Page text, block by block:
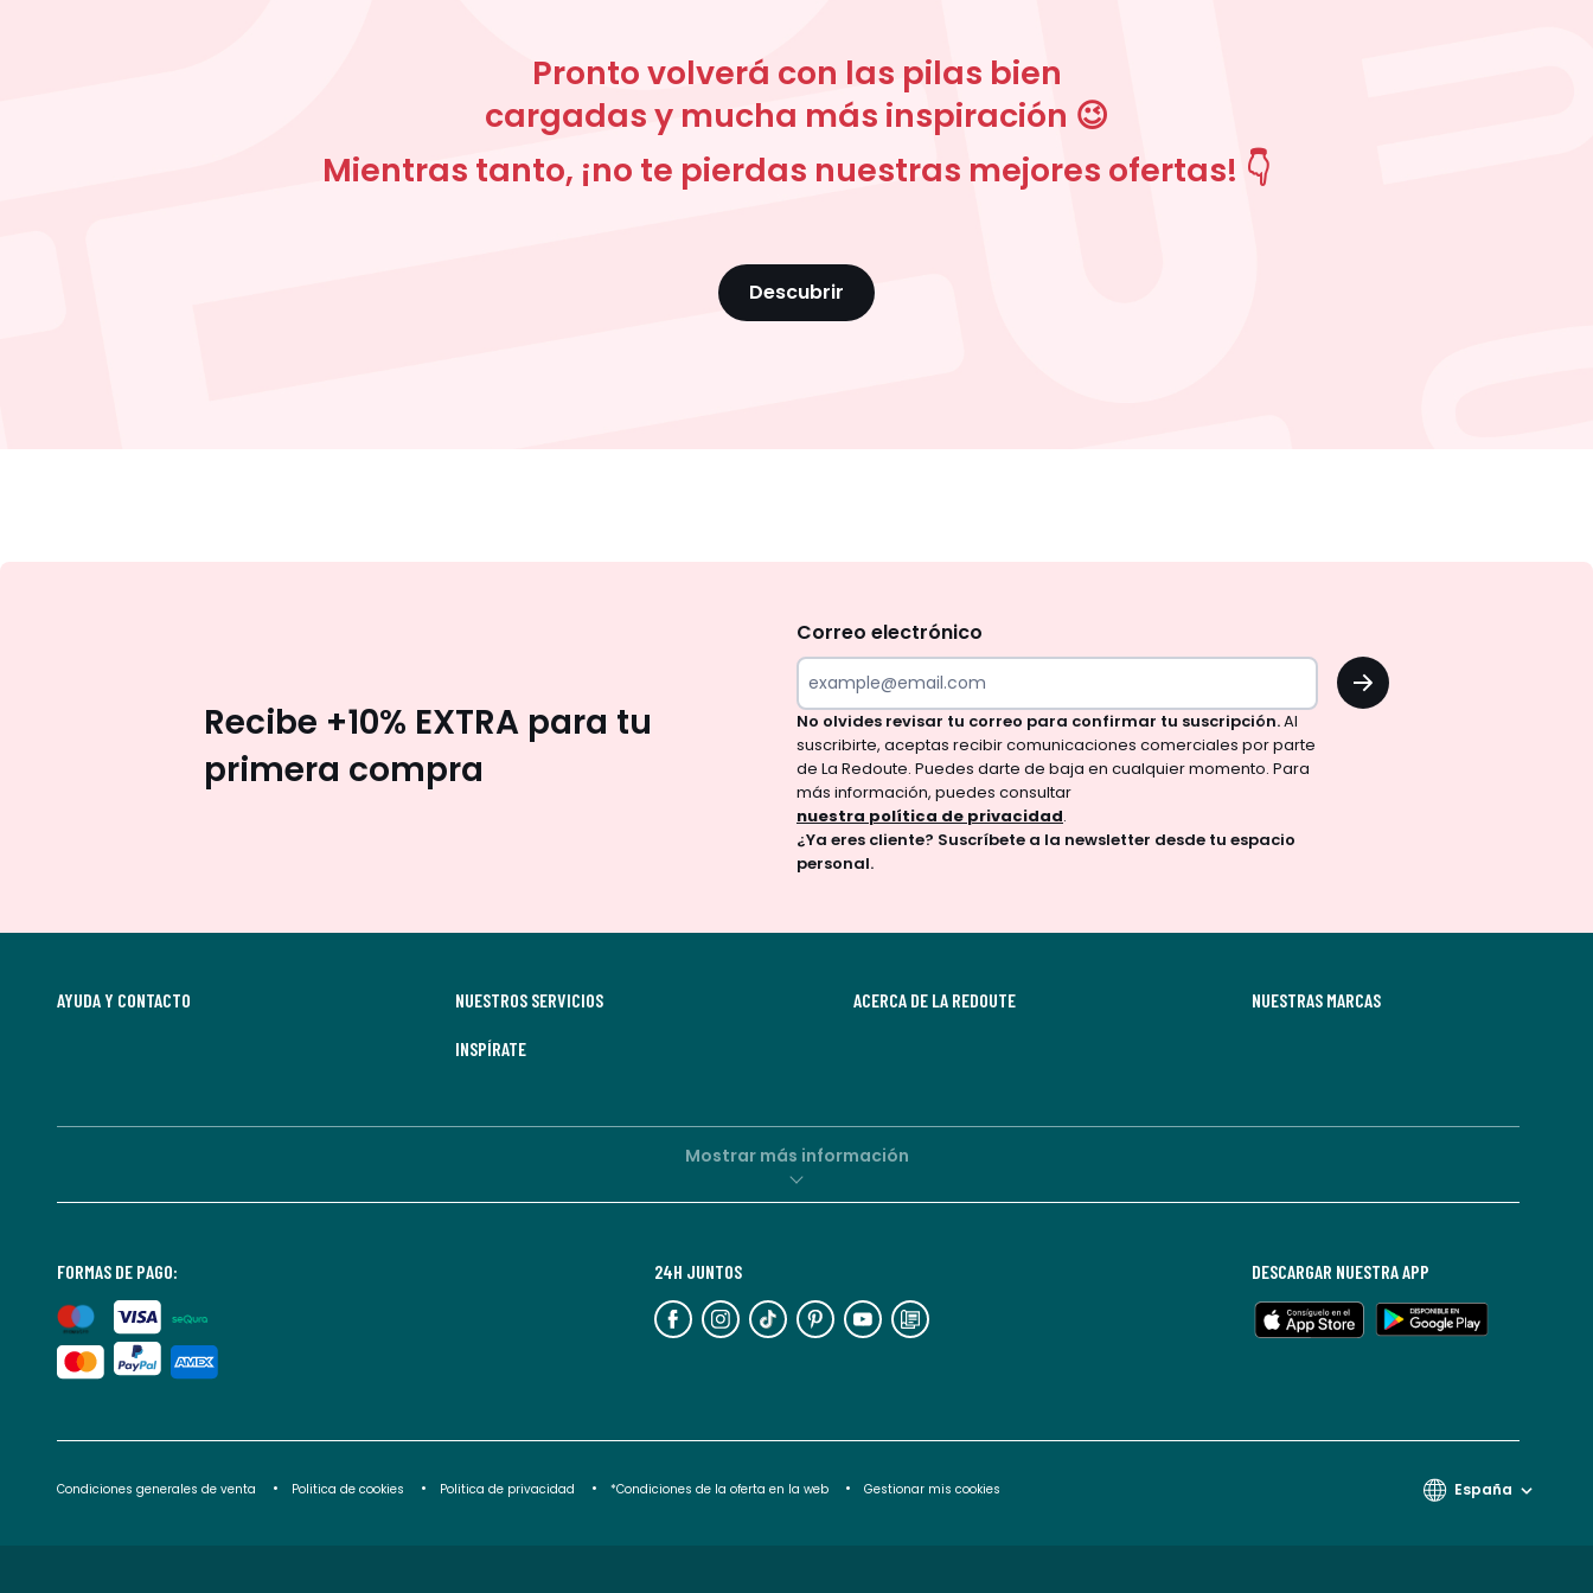
Pronto volverá con las pilas bien
cargadas y mucha más inspiración 😉
Mientras tanto, ¡no te pierdas nuestras mejores ofertas! 👇
Descubrir
olvides
revisar
tu
correo
para
confirmar
tu
suscripción.
Al
aceptas
comunicaciones
parte
de
La
de
baja
momento.
más
Recibe +10% EXTRA para tu
primera compra
Correo electrónico
OK
No olvides revisar tu correo para confirmar tu suscripción.Al
suscribirte, aceptas recibir comunicaciones comerciales por parte
de La Redoute. Puedes darte de baja en cualquier momento. Para
más información, puedes consultar
nuestra política de privacidad.
¿Ya eres cliente? Suscríbete a la newsletter desde tu espacio
personal.
AYUDA Y CONTACTO NUESTROS SERVICIOS
INSPÍRATE
ACERCA DE LA REDOUTE NUESTRAS MARCAS
Mostrar más información
FORMAS DE PAGO: 24H JUNTOS DESCARGAR NUESTRA APP
Condiciones generales de venta Politica de cookies Politica de privacidad *Condiciones de la oferta en la web Gestionar mis cookies España